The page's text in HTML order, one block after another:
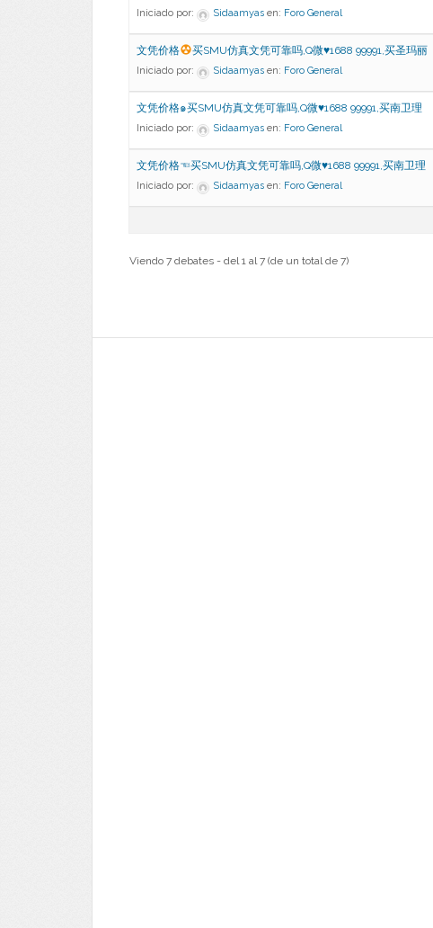
Iniciado por: Sidaamyas en: Foro General
文凭价格 买SMU仿真文凭可靠吗,Q微♥1688 99991,买圣玛丽
Iniciado por: Sidaamyas en: Foro General
文凭价格๑买SMU仿真文凭可靠吗,Q微♥1688 99991,买南卫理
Iniciado por: Sidaamyas en: Foro General
文凭价格☜买SMU仿真文凭可靠吗,Q微♥1688 99991,买南卫理
Iniciado por: Sidaamyas en: Foro General
Viendo 7 debates - del 1 al 7 (de un total de 7)